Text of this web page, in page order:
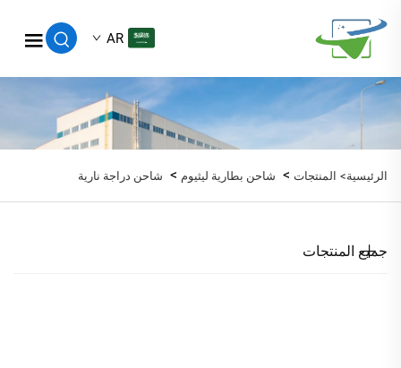
AR
الرئيسية> المنتجات > شاحن بطارية ليثيوم > شاحن دراجة نارية
جميع المنتجات